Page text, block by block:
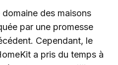
domaine des maisons
par une promesse
Cependant, le
a pris du temps à